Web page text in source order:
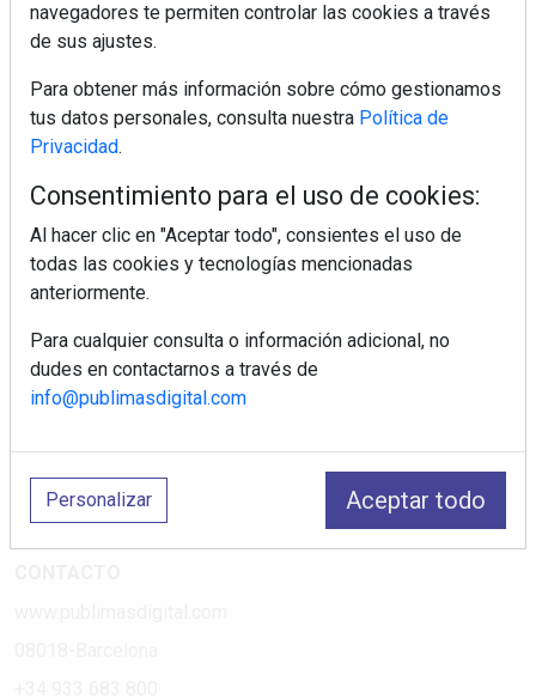
Electromarket: Revista electrodomésticos, noticias canal
electrodomésticos, novedades informáticas, electrónica de
consumo, canal electro, retail, análisis distribución, noticias
pequeño electrodoméstico, datos de mercado.
PÁGINAS
Política de Privacidad
Política de Cookies
Aviso Legal
¿Quiénes somos?
navegadores te permiten controlar las cookies a través
de sus ajustes.
Para obtener más información sobre cómo gestionamos
tus datos personales, consulta nuestra Política de
Privacidad.
Consentimiento para el uso de cookies:
Al hacer clic en "Aceptar todo", consientes el uso de
todas las cookies y tecnologías mencionadas
anteriormente.
Para cualquier consulta o información adicional, no
dudes en contactarnos a través de
info@publimasdigital.com
Personalizar Aceptar todo